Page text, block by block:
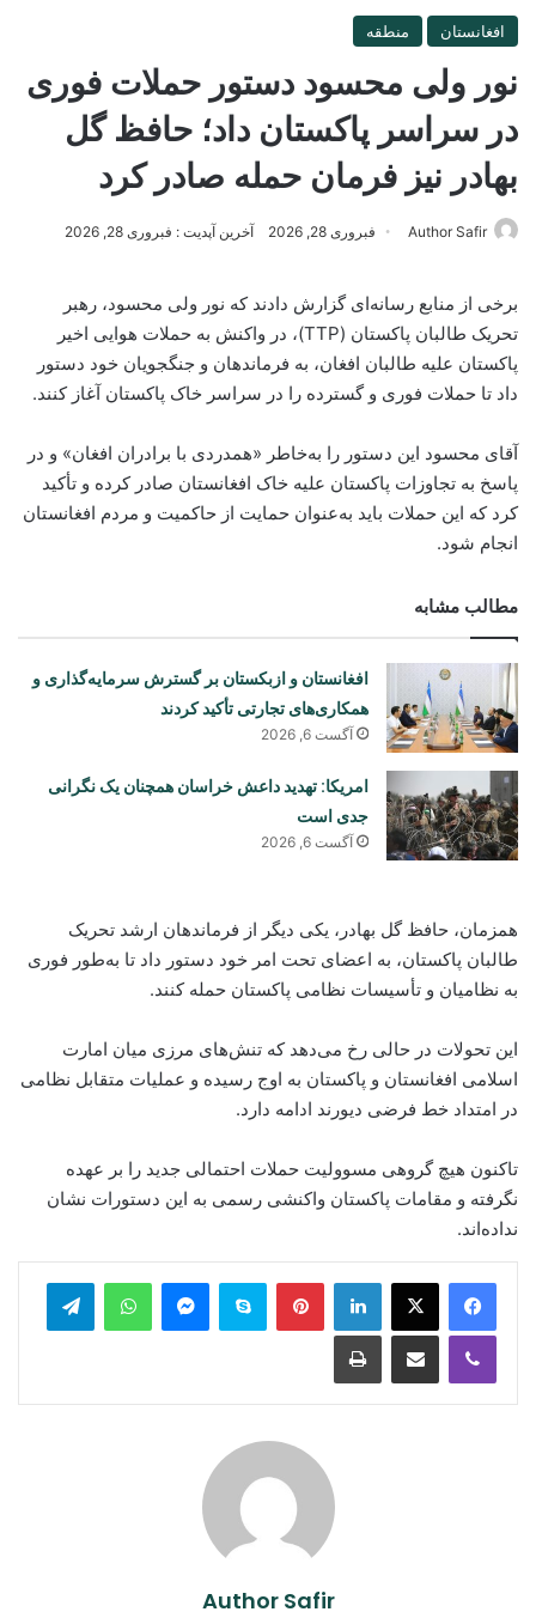
افغانستان منطقه
نور ولی محسود دستور حملات فوری
در سراسر پاکستان داد؛ حافظ گل
بهادر نیز فرمان حمله صادر کرد
Author Safir فبروری 28, 2026 آخرین آپدیت : فبروری 28, 2026
برخی از منابع رسانه‌ای گزارش دادند که نور ولی محسود، رهبر
تحریک طالبان پاکستان (TTP)، در واکنش به حملات هوایی اخیر
پاکستان علیه طالبان افغان، به فرماندهان و جنگجویان خود دستور
داد تا حملات فوری و گسترده را در سراسر خاک پاکستان آغاز کنند.
آقای محسود این دستور را به‌خاطر «همدردی با برادران افغان» و در
پاسخ به تجاوزات پاکستان علیه خاک افغانستان صادر کرده و تأکید
کرد که این حملات باید به‌عنوان حمایت از حاکمیت و مردم افغانستان
انجام شود.
مطالب مشابه
افغانستان و ازبکستان بر گسترش سرمایه‌گذاری و
همکاری‌های تجارتی تأکید کردند
آگست 6, 2026
امریکا: تهدید داعش خراسان همچنان یک نگرانی
جدی است
آگست 6, 2026
همزمان، حافظ گل بهادر، یکی دیگر از فرماندهان ارشد تحریک
طالبان پاکستان، به اعضای تحت امر خود دستور داد تا به‌طور فوری
به نظامیان و تأسیسات نظامی پاکستان حمله کنند.
این تحولات در حالی رخ می‌دهد که تنش‌های مرزی میان امارت
اسلامی افغانستان و پاکستان به اوج رسیده و عملیات متقابل نظامی
در امتداد خط فرضی دیورند ادامه دارد.
تاکنون هیچ گروهی مسوولیت حملات احتمالی جدید را بر عهده
نگرفته و مقامات پاکستان واکنشی رسمی به این دستورات نشان
نداده‌اند.
LinkedIn
Pinterest
Skype
Messenger
WhatsApp
Viber
Share via Email
Print
Author Safir